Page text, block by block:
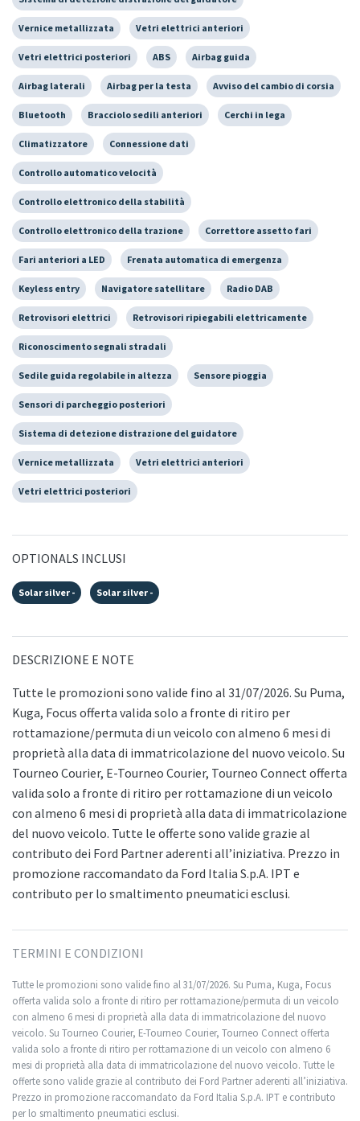
Vernice metallizzata Vetri elettrici anteriori
Vetri elettrici posteriori ABS Airbag guida
Airbag laterali Airbag per la testa Avviso del cambio di corsia
Bluetooth Bracciolo sedili anteriori Cerchi in lega
Climatizzatore Connessione dati
Controllo automatico velocità
Controllo elettronico della stabilità
Controllo elettronico della trazione Correttore assetto fari
Fari anteriori a LED Frenata automatica di emergenza
Keyless entry Navigatore satellitare Radio DAB
Retrovisori elettrici Retrovisori ripiegabili elettricamente
Riconoscimento segnali stradali
Sedile guida regolabile in altezza Sensore pioggia
Sensori di parcheggio posteriori
Sistema di detezione distrazione del guidatore
Vernice metallizzata Vetri elettrici anteriori
Vetri elettrici posteriori
OPTIONALS INCLUSI
Solar silver - Solar silver -
DESCRIZIONE E NOTE
Tutte le promozioni sono valide fino al 31/07/2026. Su Puma,
Kuga, Focus offerta valida solo a fronte di ritiro per
rottamazione/permuta di un veicolo con almeno 6 mesi di
proprietà alla data di immatricolazione del nuovo veicolo. Su
Tourneo Courier, E-Tourneo Courier, Tourneo Connect offerta
valida solo a fronte di ritiro per rottamazione di un veicolo
con almeno 6 mesi di proprietà alla data di immatricolazione
del nuovo veicolo. Tutte le offerte sono valide grazie al
contributo dei Ford Partner aderenti all’iniziativa. Prezzo in
promozione raccomandato da Ford Italia S.p.A. IPT e
contributo per lo smaltimento pneumatici esclusi.
TERMINI E CONDIZIONI
Tutte le promozioni sono valide fino al 31/07/2026. Su Puma, Kuga, Focus
offerta valida solo a fronte di ritiro per rottamazione/permuta di un veicolo
con almeno 6 mesi di proprietà alla data di immatricolazione del nuovo
veicolo. Su Tourneo Courier, E-Tourneo Courier, Tourneo Connect offerta
valida solo a fronte di ritiro per rottamazione di un veicolo con almeno 6
mesi di proprietà alla data di immatricolazione del nuovo veicolo. Tutte le
offerte sono valide grazie al contributo dei Ford Partner aderenti all’iniziativa.
Prezzo in promozione raccomandato da Ford Italia S.p.A. IPT e contributo
per lo smaltimento pneumatici esclusi.